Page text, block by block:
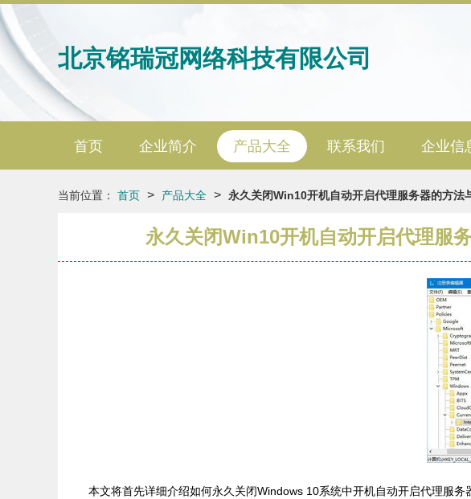
北京铭瑞冠网络科技有限公司
首页 企业简介 产品大全 联系我们 企业信
当前位置： 首页 > 产品大全 > 永久关闭Win10开机自动开启代理服务器的方
永久关闭Win10开机自动开启代理服
本文将首先详细介绍如何永久关闭Windows 10系统中开机自动开启代理服